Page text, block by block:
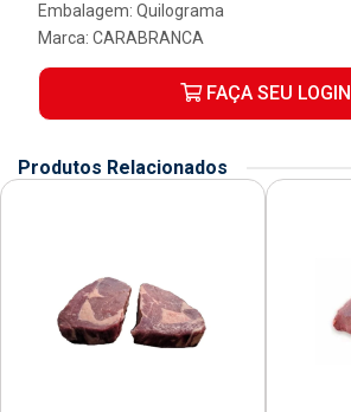
Embalagem: Quilograma
Marca: CARABRANCA
FAÇA SEU LOGIN
Produtos Relacionados